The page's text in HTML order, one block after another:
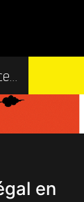
en